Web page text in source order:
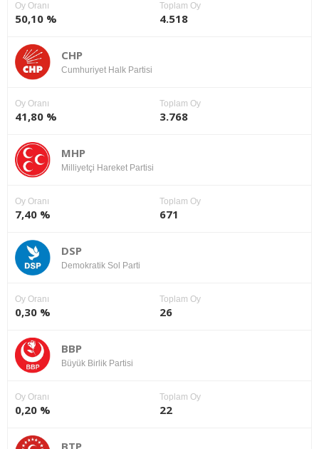
Oy Oranı
50,10 %
Toplam Oy
4.518
CHP
Cumhuriyet Halk Partisi
Oy Oranı
41,80 %
Toplam Oy
3.768
MHP
Milliyetçi Hareket Partisi
Oy Oranı
7,40 %
Toplam Oy
671
DSP
Demokratik Sol Parti
Oy Oranı
0,30 %
Toplam Oy
26
BBP
Büyük Birlik Partisi
Oy Oranı
0,20 %
Toplam Oy
22
BTP